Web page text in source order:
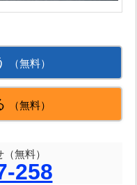
（無料）
（無料）
無料）
258